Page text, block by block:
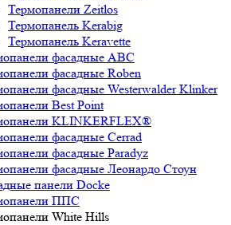
Термопанели Zeitlos
Термопанель Kerabig
Термопанель Keravette
фасадные ABC
фасадные Roben
фасадные Westerwalder Klinker
Best Point
KLINKERFLEX®
фасадные Cerrad
фасадные Paradyz
фасадные Леонардо Стоун
панели Docke
ППС
White Hills